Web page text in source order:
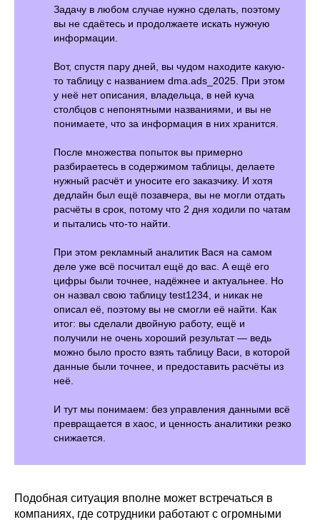
Задачу в любом случае нужно сделать, поэтому
вы не сдаётесь и продолжаете искать нужную
информации.
Вот, спустя пару дней, вы чудом находите какую-
то таблицу с названием dma.ads_2025. При этом
у неё нет описания, владельца, в ней куча
столбцов с непонятными названиями, и вы не
понимаете, что за информация в них хранится.
После множества попыток вы примерно
разбираетесь в содержимом таблицы, делаете
нужный расчёт и уносите его заказчику. И хотя
дедлайн был ещё позавчера, вы не могли отдать
расчёты в срок, потому что 2 дня ходили по чатам
и пытались что-то найти.
При этом рекламный аналитик Вася на самом
деле уже всё посчитал ещё до вас. А ещё его
цифры были точнее, надёжнее и актуальнее. Но
он назвал свою таблицу test1234, и никак не
описал её, поэтому вы не смогли её найти. Как
итог: вы сделали двойную работу, ещё и
получили не очень хороший результат — ведь
можно было просто взять таблицу Васи, в которой
данные были точнее, и предоставить расчёты из
неё.
И тут мы понимаем: без управления данными всё
превращается в хаос, и ценность аналитики резко
снижается.
Подобная ситуация вполне может встречаться в
компаниях, где сотрудники работают с огромными